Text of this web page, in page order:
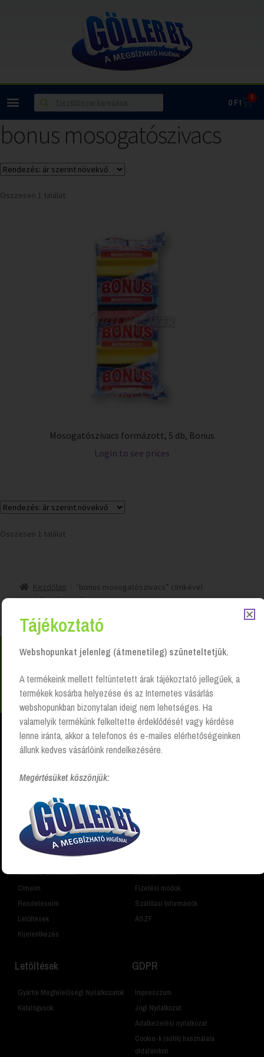
0Ft 0
bonus mosogatószivacs
Összesen 1 találat
Mosogatószivacs formázott, 5 db, Bonus
Login to see prices
Összesen 1 találat
Kezdőlap
“bonus mosogatószivacs” címkével
rendelkező termékek
péntekig 8:00 -17:00 +36 20 223 8470
komplett szolgáltatások nyújtásával, széles választék, magas
Vásárlói fiók
Adataim, Jelszavam
Címeim
Rendeléseim
Letöltések
Kijelentkezés
Információk
Állásajánlatok
Fizetési módok
Szállítási Információk
ÁSZF
Letöltések
Gyártói Megfelelőségi Nyilatkozatok
Katalógusok
GDPR
Impresszum
Jogi Nyilatkozat
Adatkezelési nyilatkozat
Cookie-k (sütik) használata
oldalainkon
Tájékoztató
Webshopunkat jelenleg (átmenetileg) szüneteltetjük.
A termékeink mellett feltüntetett árak tájékoztató jellegűek, a
termékek kosárba helyezése és az Internetes vásárlás
webshopunkban bizonytalan ideig nem lehetséges. Ha
valamelyik termékünk felkeltette érdeklődését vagy kérdése
lenne iránta, akkor a telefonos és e-mailes elérhetőségeinken
állunk kedves vásárlóink rendelkezésére.
Megértésüket köszönjük: